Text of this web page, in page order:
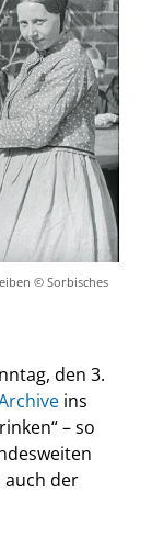
© Sorbisches
den 3.
ins
– so
auch der